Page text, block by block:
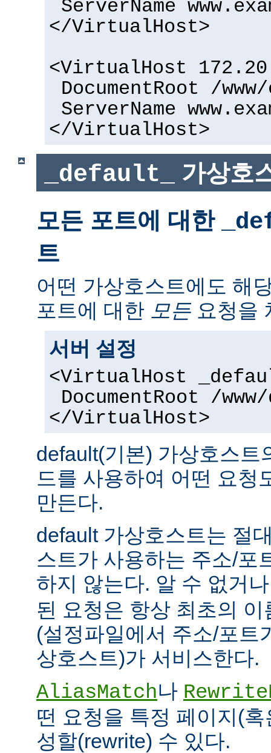
ServerName
</VirtualHost>
<VirtualHost
DocumentRoot /
ServerName
</VirtualHost>
_default_ 가상호
모든 포트에 대한
트
어떤 가상호스트에도 해
포트에 대한 모든요청을
서버 설정
<VirtualHost
DocumentRoot /
</VirtualHost>
default(기본) 가상호스트
드를 사용하여 어떤 요청
만든다.
default 가상호스트는 절
스트가 사용하는 주소/포
하지 않는다. 알 수 없거
된 요청은 항상 최초의
(설정파일에서 주소/포트
상호스트)가 서비스한다.
AliasMatch나
떤 요청을 특정 페이지(
성할(rewrite) 수 있다.